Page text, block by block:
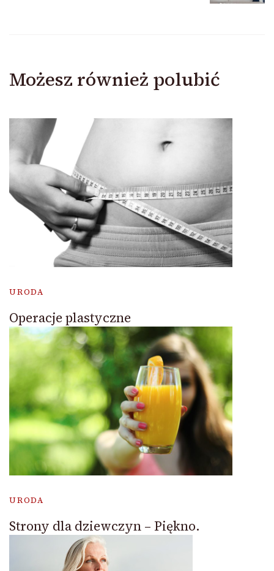
Możesz również polubić
URODA
Operacje plastyczne
URODA
Strony dla dziewczyn – Piękno.